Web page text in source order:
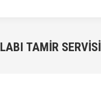
TAMIR SERVISI